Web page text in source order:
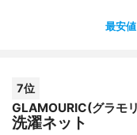
最安
7位
GLAMOURIC(グラモ
洗濯ネット